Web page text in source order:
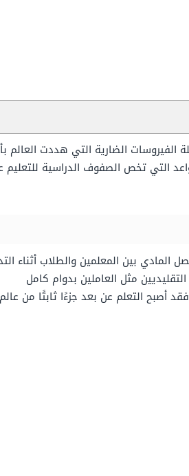
الضارية التي هددت العالم
التي تخص الصفوف الدراسية للتعليم
المادي بين المعلمين والطلاب أثناء
مثل العاملين بدوام كامل
أصبح التعلم عن بعد جزءًا ثابتًا من عالم